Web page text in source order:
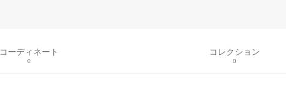
コーディネート
0
コレクション
0